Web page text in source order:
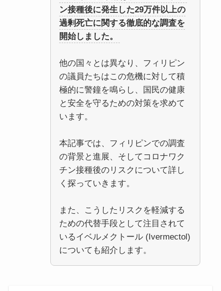
ン接種後に発生した29万件以上の
過剰死亡に関する徹底的な調査を
開始しました。
他の国々とは異なり、フィリピン
の議員たちはこの危機に対して積
極的に警鐘を鳴らし、国民の健康
と安全を守るための対策を求めて
います。
本記事では、フィリピンでの調査
の背景と進展、そしてコロナワク
チン接種後のリスクについて詳し
く探っていきます。
また、こうしたリスクを軽減する
ための代替手段として注目されて
いるイベルメクトール (Ivermectol)
についても紹介します。